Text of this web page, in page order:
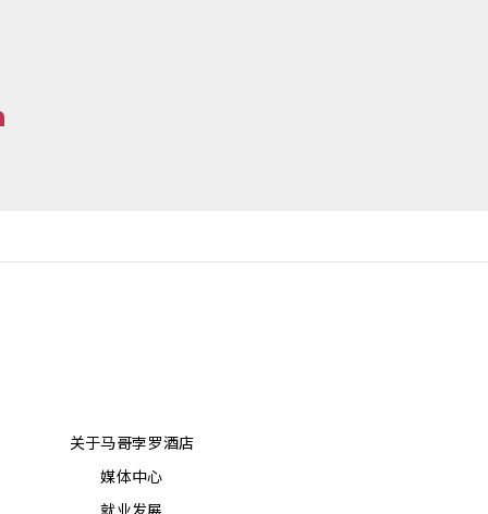
关于马哥孛罗酒店
媒体中心